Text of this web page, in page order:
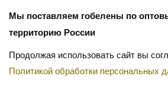
Мы поставляем гобелены по
территорию России
Продолжая использовать сайт вы
Политикой обработки персональных